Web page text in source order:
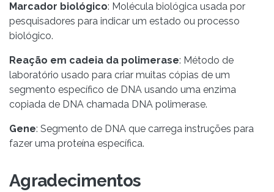
Marcador biológico: Molécula biológica usada por
pesquisadores para indicar um estado ou processo
biológico.
Reação em cadeia da polimerase: Método de
laboratório usado para criar muitas cópias de um
segmento específico de DNA usando uma enzima
copiada de DNA chamada DNA polimerase.
Gene: Segmento de DNA que carrega instruções para
fazer uma proteína específica.
Agradecimentos